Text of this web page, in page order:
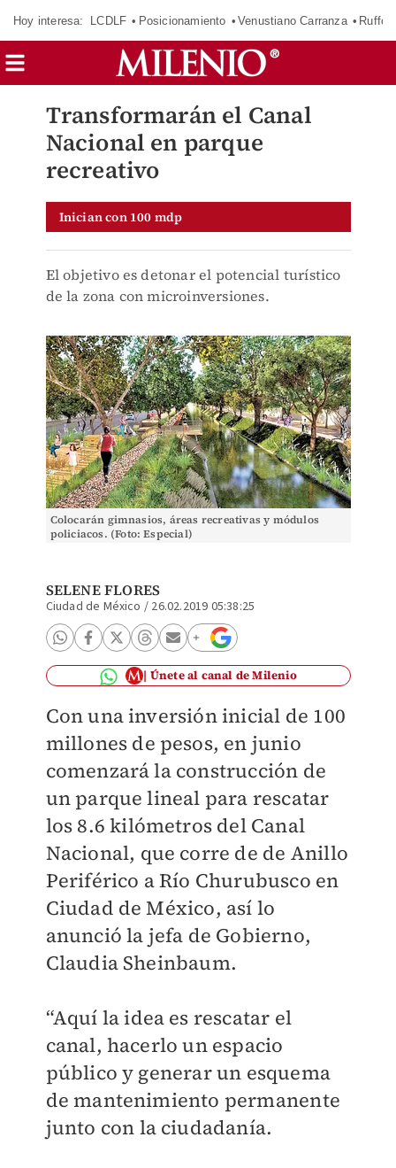
Hoy interesa: LCDLF Posicionamiento Venustiano Carranza Ruffo
Transformarán el Canal
Nacional en parque
recreativo
Inician con 100 mdp
El objetivo es detonar el potencial turístico
de la zona con microinversiones.
Colocarán gimnasios, áreas recreativas y módulos
policiacos. (Foto: Especial)
SELENE FLORES
Ciudad de México / 26.02.2019 05:38:25
Únete al canal de Milenio
Con una inversión inicial de 100
millones de pesos, en junio
comenzará la construcción de
un parque lineal para rescatar
los 8.6 kilómetros del Canal
Nacional, que corre de de Anillo
Periférico a Río Churubusco en
Ciudad de México, así lo
anunció la jefa de Gobierno,
Claudia Sheinbaum.
“Aquí la idea es rescatar el
canal, hacerlo un espacio
público y generar un esquema
de mantenimiento permanente
junto con la ciudadanía.